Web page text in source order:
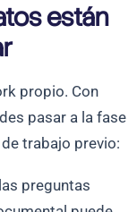
están
propio. Con
pasar a la fase
trabajo previo:
preguntas